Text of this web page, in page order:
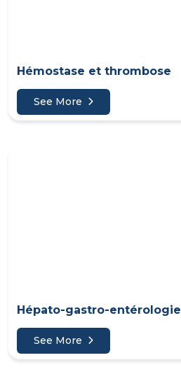
Hémostase et thrombose
See More
Hépato-gastro-entérologie
See More